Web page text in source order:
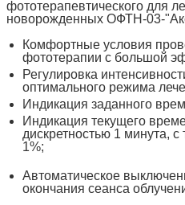
фототерапевтического для
новорожденных ОФТН-03-
Комфортные условия
фототерапии с большой
Регулировка
оптимального режима
Индикация заданного
Индикация текущего
дискретностью 1 минута, с
1%;
Автоматическое
окончания